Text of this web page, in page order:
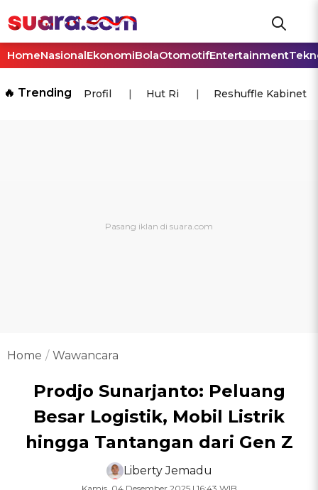
HomeNasionalEkonomiBolaOtomotifEntertainment
🔥 Trending Profil Hut Ri Reshuffle Kabinet
Home Wawancara
Prodjo Sunarjanto: Peluang
Besar Logistik, Mobil Listrik
hingga Tantangan dari Gen Z
Liberty Jemadu